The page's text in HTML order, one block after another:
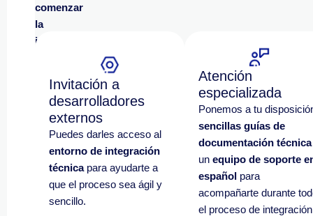
comenzar
la
integración
que
finalice
proceso
contratación,
para
que
Invitación a
desarrolladores
externos
Puedes darles acceso al
entorno de integración
técnicapara ayudarte a
que el proceso sea ágil y
sencillo.
Atención
especializada
Ponemos a tu
sencillas guías de
documentación técnica
un equipo de soporte
español para
acompañarte durante
el proceso de